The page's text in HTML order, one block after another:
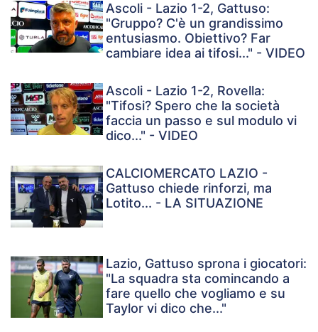
Ascoli - Lazio 1-2, Gattuso:
"Gruppo? C'è un grandissimo
entusiasmo. Obiettivo? Far
cambiare idea ai tifosi..." - VIDEO
Ascoli - Lazio 1-2, Rovella:
"Tifosi? Spero che la società
faccia un passo e sul modulo vi
dico..." - VIDEO
CALCIOMERCATO LAZIO -
Gattuso chiede rinforzi, ma
Lotito... - LA SITUAZIONE
Lazio, Gattuso sprona i giocatori:
"La squadra sta comincando a
fare quello che vogliamo e su
Taylor vi dico che..."